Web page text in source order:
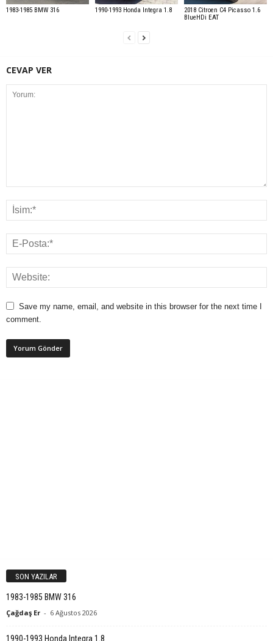
1983-1985 BMW 316 1990-1993 Honda Integra 1.8
2018 Citroen C4 Picasso 1.6
BlueHDi EAT
CEVAP VER
Save my name, email, and website in this browser for the next time I
comment.
SON YAZILAR
1983-1985 BMW 316
Çağdaş Er - 6 Ağustos 2026
1990-1993 Honda Integra 1.8